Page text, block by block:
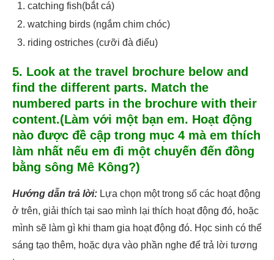
catching fish(bắt cá)
watching birds (ngắm chim chóc)
riding ostriches (cưỡi đà điểu)
5. Look at the travel brochure below and
find the different parts. Match the
numbered parts in the brochure with their
content.(Làm với một bạn em. Hoạt động
nào được đề cập trong mục 4 mà em thích
làm nhất nếu em đi một chuyến đến đồng
bằng sông Mê Kông?)
Hướng dẫn trả lời: Lựa chọn một trong số các hoạt động
ở trên, giải thích tại sao mình lại thích hoạt động đó, hoặc
mình sẽ làm gì khi tham gia hoạt động đó. Học sinh có thể
sáng tạo thêm, hoặc dựa vào phần nghe để trả lời tương